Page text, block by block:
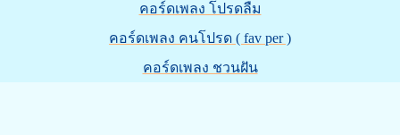
คอร์ดเพลง โปรดลืม
คอร์ดเพลง คนโปรด ( fav per )
คอร์ดเพลง ชวนฝัน